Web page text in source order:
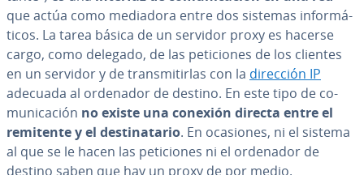
que actúa como mediadora entre dos sistemas in­fo­r­má­
ti­cos. La tarea básica de un servidor proxy es hacerse
cargo, como delegado, de las pe­ti­cio­nes de los clientes
en un servidor y de tra­n­s­mi­ti­r­las con la dirección IP
adecuada al ordenador de destino. En este tipo de co­
mu­ni­ca­ción no existe una conexión directa entre el
remitente y el de­s­ti­na­ta­rio. En ocasiones, ni el sistema
al que se le hacen las pe­ti­cio­nes ni el ordenador de
destino saben que hay un proxy de por medio.